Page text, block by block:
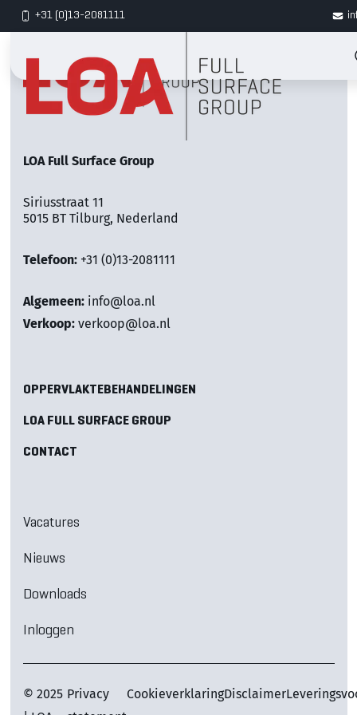
+31 (0)13-2081111
LOA Full Surface Group
Siriusstraat 11
5015 BT Tilburg, Nederland
Telefoon: +31 (0)13-2081111
Algemeen: info@loa.nl
Verkoop: verkoop@loa.nl
OPPERVLAKTEBEHANDELINGEN
LOA FULL SURFACE GROUP
CONTACT
Vacatures
Nieuws
Downloads
Inloggen
© 2025 Privacy
CookieverklaringDisclaimer